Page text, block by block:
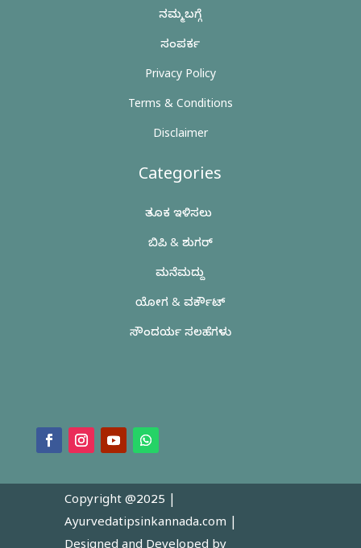
ನಮ್ಮ ಬಗ್ಗೆ
ಸಂಪರ್ಕ
Privacy Policy
Terms & Conditions
Disclaimer
Categories
ತೂಕ ಇಳಿಸಲು
ಬಿಪಿ & ಶುಗರ್
ಮನೆಮದ್ದು
ಯೋಗ & ವರ್ಕೌಟ್
ಸೌಂದರ್ಯ ಸಲಹೆಗಳು
Copyright @2025 |
Ayurvedatipsinkannada.com